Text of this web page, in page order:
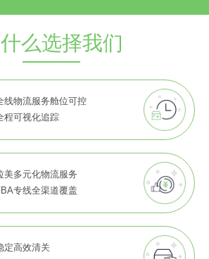
么选择我们
线物流服务舱位可控
程可视化追踪
美多元化物流服务
专线全渠道覆盖
定高效清关